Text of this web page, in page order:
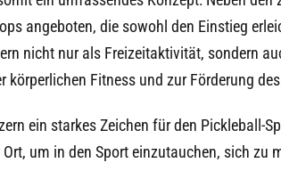
angeboten, die sowohl den Einstieg
nicht nur als Freizeitaktivität, sondern
körperlichen Fitness und zur Förderung
ein starkes Zeichen für den Pickleball-
um in den Sport einzutauchen, sich zu